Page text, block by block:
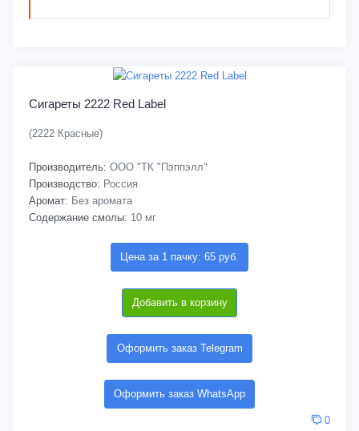
Сигареты 2222 Red Label
(2222 Красные)
Производитель: ООО "ТК "Пэппэлл"
Производство: Россия
Аромат: Без аромата
Содержание смолы: 10 мг
Цена за 1 пачку: 65 руб.
Добавить в корзину
Оформить заказ Telegram
Оформить заказ WhatsApp
0